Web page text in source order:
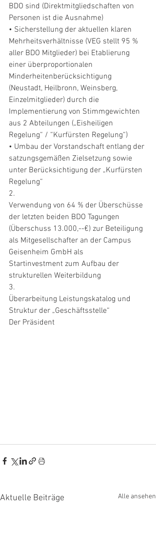
BDO sind (Direktmitgliedschaften von
Personen ist die Ausnahme)
• Sicherstellung der aktuellen klaren
Mehrheitsverhältnisse (VEG stellt 95 %
aller BDO Mitglieder) bei Etablierung
einer überproportionalen
Minderheitenberücksichtigung
(Neustadt, Heilbronn, Weinsberg,
Einzelmitglieder) durch die
Implementierung von Stimmgewichten
aus 2 Abteilungen („Eisheiligen
Regelung“ / “Kurfürsten Regelung“)
• Umbau der Vorstandschaft entlang der
satzungsgemäßen Zielsetzung sowie
unter Berücksichtigung der „Kurfürsten
Regelung“
2.
Verwendung von 64 % der Überschüsse
der letzten beiden BDO Tagungen
(Überschuss 13.000,--€) zur Beteiligung
als Mitgesellschafter an der Campus
Geisenheim GmbH als
Startinvestment zum Aufbau der
strukturellen Weiterbildung
3.
Überarbeitung Leistungskatalog und
Struktur der „Geschäftsstelle“
Der Präsident
Aktuelle Beiträge Alle ansehen